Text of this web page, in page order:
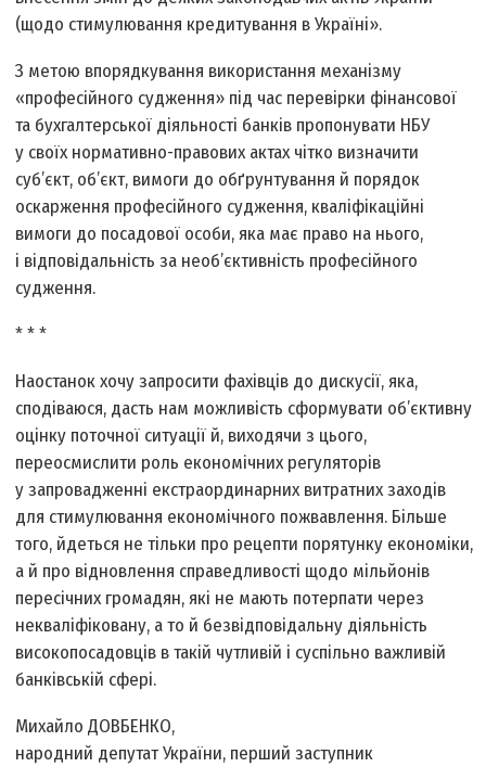
(щодо стимулювання кредитування в Україні».
З метою впорядкування використання механізму
«професійного судження» під час перевірки фінансової
та бухгалтерської діяльності банків пропонувати НБУ
у своїх нормативно-правових актах чітко визначити
суб’єкт, об’єкт, вимоги до обґрунтування й порядок
оскарження професійного судження, кваліфікаційні
вимоги до посадової особи, яка має право на нього,
і відповідальність за необ’єктивність професійного
судження.
* * *
Наостанок хочу запросити фахівців до дискусії, яка,
сподіваюся, дасть нам можливість сформувати об’єктивну
оцінку поточної ситуації й, виходячи з цього,
переосмислити роль економічних регуляторів
у запровадженні екстраординарних витратних заходів
для стимулювання економічного пожвавлення. Більше
того, йдеться не тільки про рецепти порятунку економіки,
а й про відновлення справедливості щодо мільйонів
пересічних громадян, які не мають потерпати через
некваліфіковану, а то й безвідповідальну діяльність
високопосадовців в такій чутливій і суспільно важливій
банківській сфері.
Михайло ДОВБЕНКО,
народний депутат України, перший заступник